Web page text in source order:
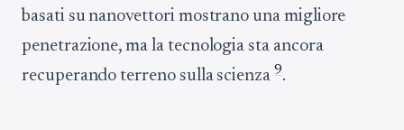
basati su nanovettori mostrano una migliore
penetrazione, ma la tecnologia sta ancora
recuperando terreno sulla scienza 9.